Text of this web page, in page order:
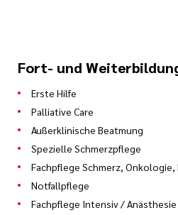
Fort- und
Erste Hilfe
Palliative Care
Außerklinische Beatmung
Spezielle Schmerzpflege
Fachpflege Schmerz, Onkologie,
Notfallpflege
Fachpflege Intensiv / Anästhesie